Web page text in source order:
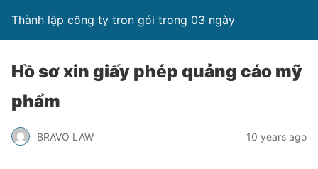
Thành lập công ty tron gói trong 03 ngày
Hồ sơ xin giấy phép quảng cáo mỹ
phẩm
BRAVO LAW 10 years ago